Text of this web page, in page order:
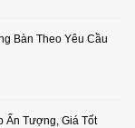
Bàn Theo Yêu Cầu
Ấn Tượng, Giá Tốt